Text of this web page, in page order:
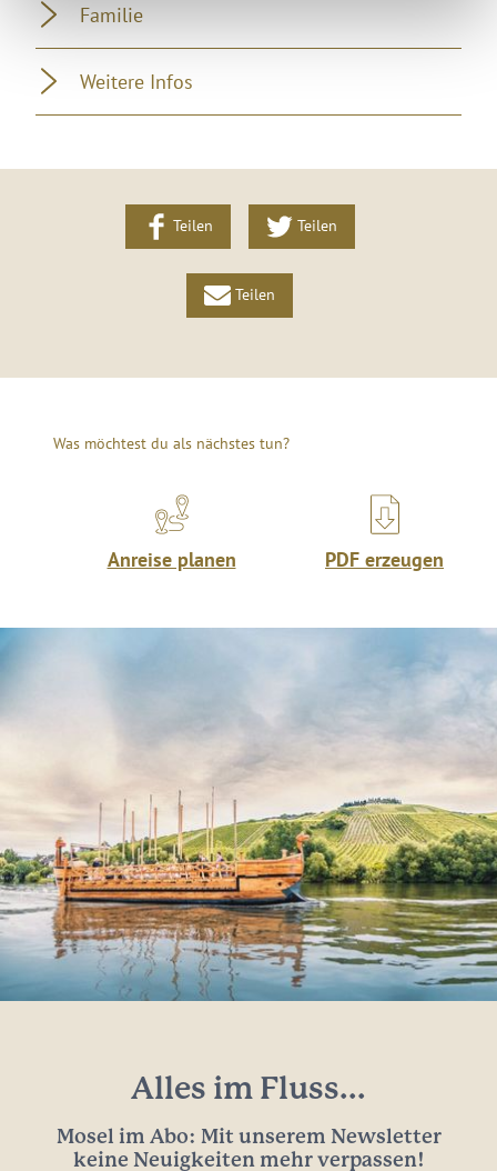
Familie
Weitere Infos
Teilen Teilen
Teilen
Was möchtest du als nächstes tun?
Anreise planen PDF erzeugen
Alles im Fluss...
Mosel im Abo: Mit unserem Newsletter
keine Neuigkeiten mehr verpassen!